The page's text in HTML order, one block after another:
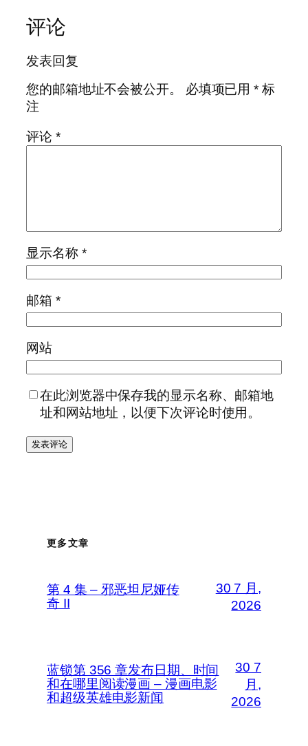
评论
发表回复
您的邮箱地址不会被公开。
必填项已用* 标
注
评论 *
显示名称 *
邮箱 *
网站
在此浏览器中保存我的显示名称、邮箱地
址和网站地址，以便下次评论时使用。
更多文章
第 4 集 – 邪恶坦尼娅传
奇 II
30 7 月,
2026
蓝锁第 356 章发布日期、时间
和在哪里阅读漫画 – 漫画电影
和超级英雄电影新闻
30 7
月,
2026